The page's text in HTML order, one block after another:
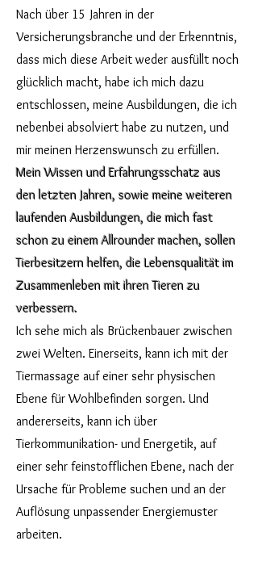
Nach über 15 Jahren in der
Versicherungsbranche und der Erkenntnis,
dass mich diese Arbeit weder ausfüllt noch
glücklich macht, habe ich mich dazu
entschlossen, meine Ausbildungen, die ich
nebenbei absolviert habe zu nutzen, und
mir meinen Herzenswunsch zu erfüllen.
Mein Wissen und Erfahrungsschatz aus
den letzten Jahren, sowie meine weiteren
laufenden Ausbildungen, die mich fast
schon zu einem Allrounder machen, sollen
Tierbesitzern helfen, die Lebensqualität im
Zusammenleben mit ihren Tieren zu
verbessern.
Ich sehe mich als Brückenbauer zwischen
zwei Welten. Einerseits, kann ich mit der
Tiermassage auf einer sehr physischen
Ebene für Wohlbefinden sorgen. Und
andererseits, kann ich über
Tierkommunikation- und Energetik, auf
einer sehr feinstofflichen Ebene, nach der
Ursache für Probleme suchen und an der
Auflösung unpassender Energiemuster
arbeiten.